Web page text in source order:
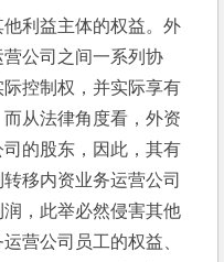
利益主体的权益。外
公司之间一系列协
控制权，并实际享有
从法律角度看，外资
的股东，因此，其有
移内资业务运营公司
，此举必然侵害其他
营公司员工的权益、